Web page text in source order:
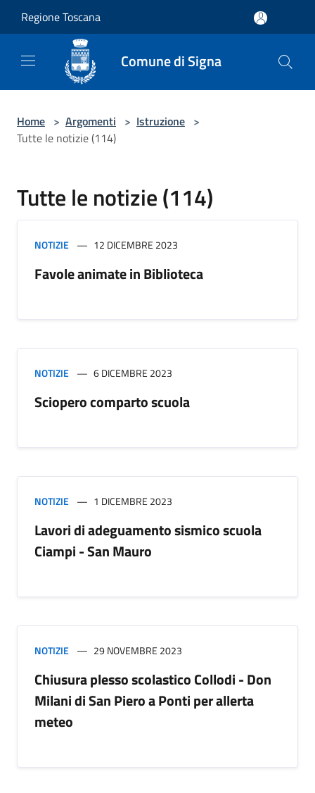
Regione Toscana
Comune di Signa
Home > Argomenti > Istruzione >
Tutte le notizie (114)
Tutte le notizie (114)
NOTIZIE 12 DICEMBRE 2023
Favole animate in Biblioteca
NOTIZIE 6 DICEMBRE 2023
Sciopero comparto scuola
NOTIZIE 1 DICEMBRE 2023
Lavori di adeguamento sismico scuola
Ciampi - San Mauro
NOTIZIE 29 NOVEMBRE 2023
Chiusura plesso scolastico Collodi - Don
Milani di San Piero a Ponti per allerta
meteo